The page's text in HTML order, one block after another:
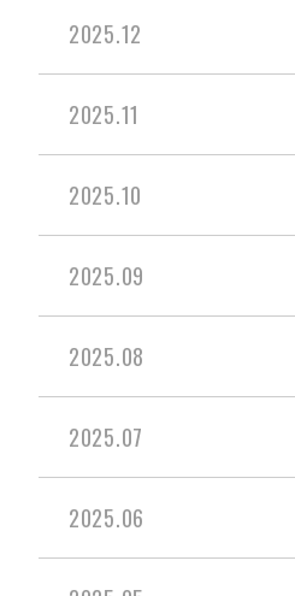
2025.12
2025.11
2025.10
2025.09
2025.08
2025.07
2025.06